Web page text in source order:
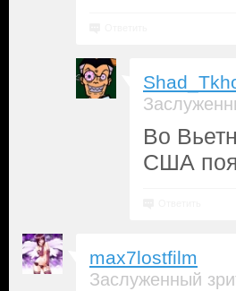
Во
США
max7lostfilm
Заслуженный